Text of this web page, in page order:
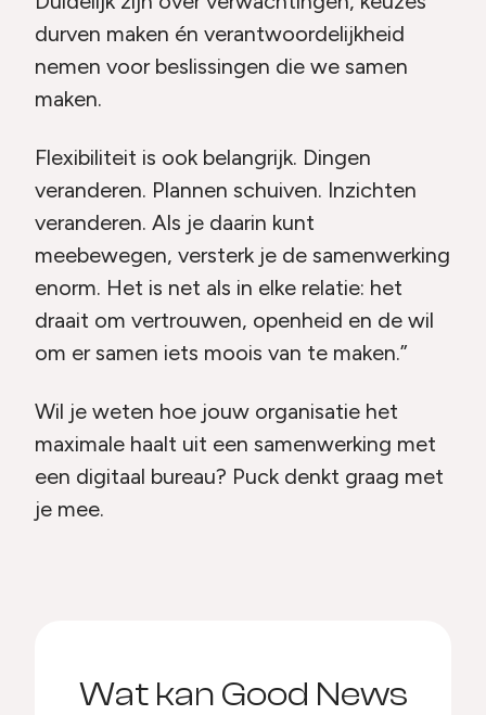
durven maken én verantwoordelijkheid
nemen voor beslissingen die we samen
maken.
Flexibiliteit is ook belangrijk. Dingen
veranderen. Plannen schuiven. Inzichten
veranderen. Als je daarin kunt
meebewegen, versterk je de samenwerking
enorm. Het is net als in elke relatie: het
draait om vertrouwen, openheid en de wil
om er samen iets moois van te maken.”
Wil je weten hoe jouw organisatie het
maximale haalt uit een samenwerking met
een digitaal bureau? Puck denkt graag met
je mee.
Wat kan Good News